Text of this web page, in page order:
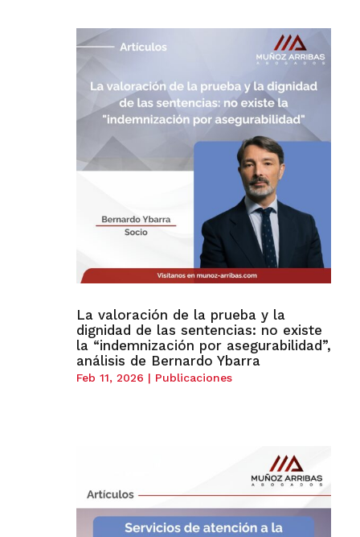
La valoración de la prueba y la
dignidad de las sentencias: no existe
la “indemnización por asegurabilidad”,
análisis de Bernardo Ybarra
Feb 11, 2026 | Publicaciones